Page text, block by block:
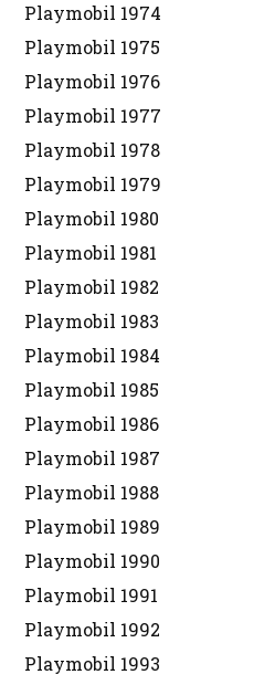
Playmobil 1974
Playmobil 1975
Playmobil 1976
Playmobil 1977
Playmobil 1978
Playmobil 1979
Playmobil 1980
Playmobil 1981
Playmobil 1982
Playmobil 1983
Playmobil 1984
Playmobil 1985
Playmobil 1986
Playmobil 1987
Playmobil 1988
Playmobil 1989
Playmobil 1990
Playmobil 1991
Playmobil 1992
Playmobil 1993